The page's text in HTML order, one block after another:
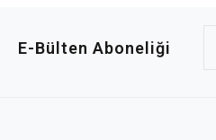
E-Bülten Aboneliği